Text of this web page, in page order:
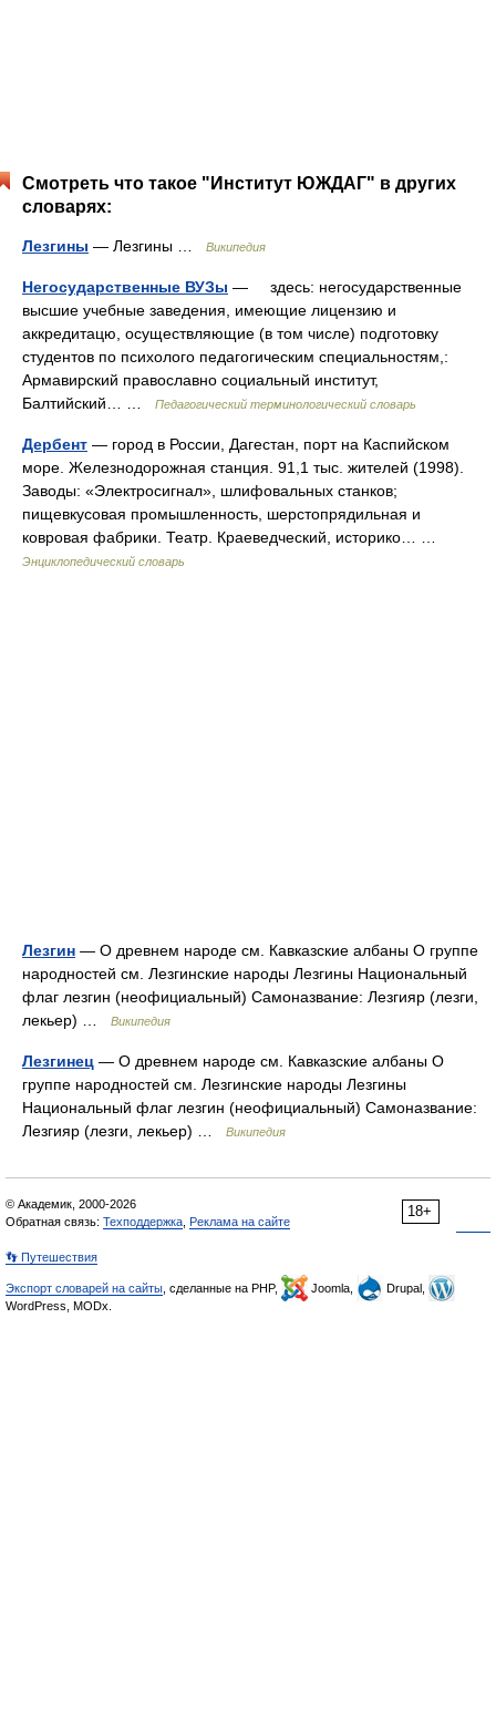
Смотреть что такое "Институт ЮЖДАГ" в других
словарях:
Лезгины — Лезгины … Википедия
Негосударственные ВУЗы — здесь: негосударственные
высшие учебные заведения, имеющие лицензию и
аккредитацю, осуществляющие (в том числе) подготовку
студентов по психолого педагогическим специальностям,:
Армавирский православно социальный институт,
Балтийский… …
Педагогический терминологический словарь
Дербент — город в России, Дагестан, порт на Каспийском
море. Железнодорожная станция. 91,1 тыс. жителей (1998).
Заводы: «Электросигнал», шлифовальных станков;
пищевкусовая промышленность, шерстопрядильная и
ковровая фабрики. Театр. Краеведческий, историко… …
Энциклопедический словарь
Лезгин — О древнем народе см. Кавказские албаны О группе
народностей см. Лезгинские народы Лезгины Национальный
флаг лезгин (неофициальный) Самоназвание: Лезгияр (лезги,
лекьер) …
Википедия
Лезгинец — О древнем народе см. Кавказские албаны О
группе народностей см. Лезгинские народы Лезгины
Национальный флаг лезгин (неофициальный) Самоназвание:
Лезгияр (лезги, лекьер) …
Википедия
18+
© Академик, 2000-2026
Обратная связь: Техподдержка Реклама на сайте
👣 Путешествия
Экспорт словарей на сайты , сделанные на PHP, Joomla,
Drupal,
WordPress, MODx.